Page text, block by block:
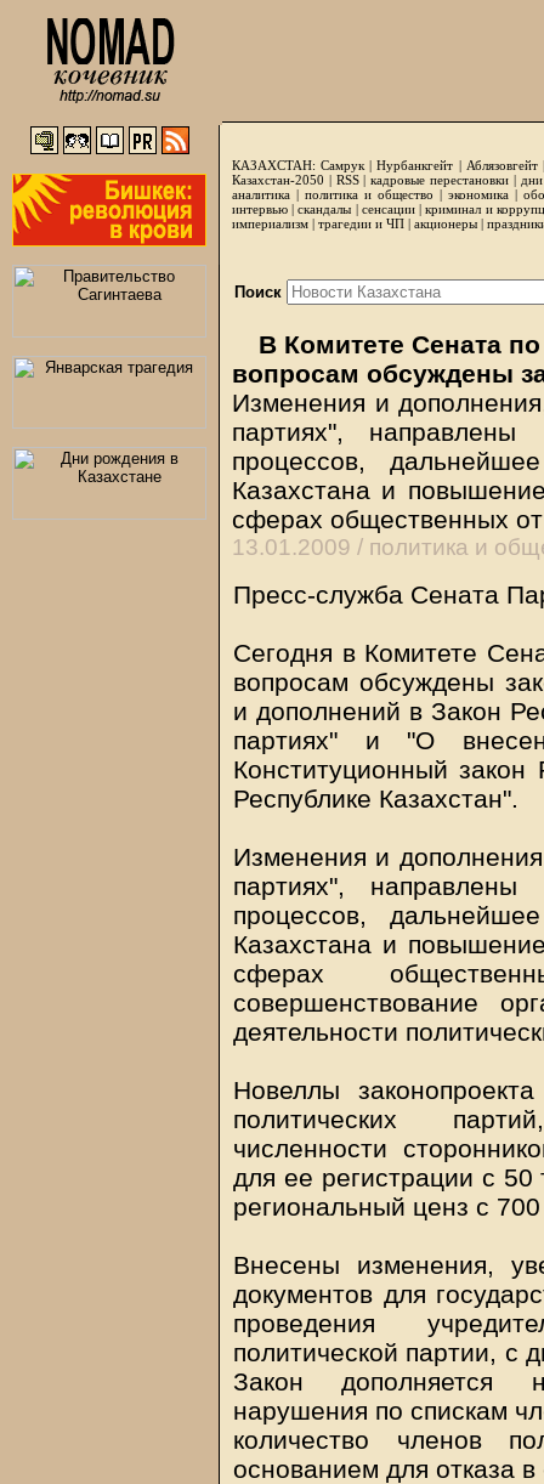
КАЗАХСТАН: Самрук |Нурбанкгейт | Аблязовгейт
Казахстан-2050 | RSS|кадровые перестановки|
аналитика | политика и общество | экономика |
интервью |скандалы | сенсации|криминал и
империализм | трагедии и ЧП | акционеры |
Поиск
В Комитете Сената
вопросам обсуждены
Изменения и
партиях", направлены
процессов,
Казахстана и
сферах общественных
13.01.2009 / политика и
Пресс-служба Сената
Сегодня в Комитете
вопросам обсуждены
и дополнений в Закон
партиях" и "О
Конституционный
Республике Казахстан".
Изменения и
партиях", направлены
процессов,
Казахстана и
сферах
совершенствование
деятельности
Новеллы
политических
численности
для ее регистрации с
региональный ценз с
Внесены изменения,
документов для
проведения
политической партии, с
Закон дополняется
нарушения по спискам
количество членов
основанием для отказа